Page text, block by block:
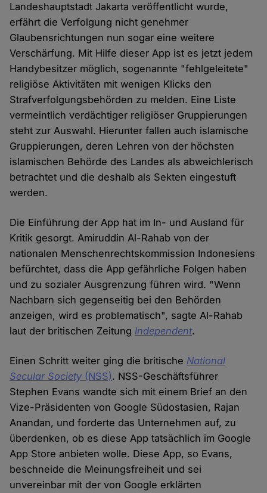
Landeshauptstadt Jakarta veröffentlicht wurde,
erfährt die Verfolgung nicht genehmer
Glaubensrichtungen nun sogar eine weitere
Verschärfung. Mit Hilfe dieser App ist es jetzt jedem
Handybesitzer möglich, sogenannte "fehlgeleitete"
religiöse Aktivitäten mit wenigen Klicks den
Strafverfolgungsbehörden zu melden. Eine Liste
vermeintlich verdächtiger religiöser Gruppierungen
steht zur Auswahl. Hierunter fallen auch islamische
Gruppierungen, deren Lehren von der höchsten
islamischen Behörde des Landes als abweichlerisch
betrachtet und die deshalb als Sekten eingestuft
werden.
Die Einführung der App hat im In- und Ausland für
Kritik gesorgt. Amiruddin Al-Rahab von der
nationalen Menschenrechtskommission Indonesiens
befürchtet, dass die App gefährliche Folgen haben
und zu sozialer Ausgrenzung führen wird. "Wenn
Nachbarn sich gegenseitig bei den Behörden
anzeigen, wird es problematisch", sagte Al-Rahab
laut der britischen Zeitung Independent.
Einen Schritt weiter ging die britische National
Secular Society (NSS). NSS-Geschäftsführer
Stephen Evans wandte sich mit einem Brief an den
Vize-Präsidenten von Google Südostasien, Rajan
Anandan, und forderte das Unternehmen auf, zu
überdenken, ob es diese App tatsächlich im Google
App Store anbieten wolle. Diese App, so Evans,
beschneide die Meinungsfreiheit und sei
unvereinbar mit der von Google erklärten